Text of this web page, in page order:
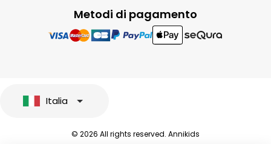
Metodi di pagamento
Italia
© 2026 All rights reserved. Annikids